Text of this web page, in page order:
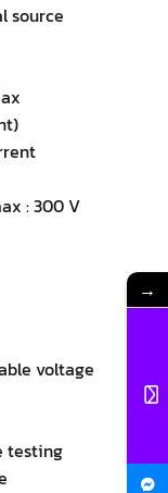
source
: 300 V
voltage
testing
→